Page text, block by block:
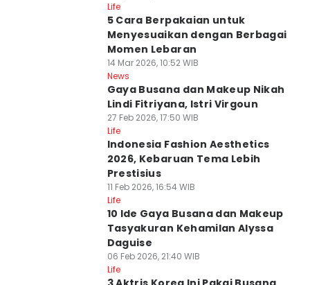
Life
5 Cara Berpakaian untuk
Menyesuaikan dengan Berbagai
Momen Lebaran
14 Mar 2026, 10:52 WIB
News
Gaya Busana dan Makeup Nikah
Lindi Fitriyana, Istri Virgoun
27 Feb 2026, 17:50 WIB
Life
Indonesia Fashion Aesthetics
2026, Kebaruan Tema Lebih
Prestisius
11 Feb 2026, 16:54 WIB
Life
10 Ide Gaya Busana dan Makeup
Tasyakuran Kehamilan Alyssa
Daguise
06 Feb 2026, 21:40 WIB
Life